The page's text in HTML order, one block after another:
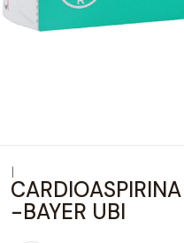
-BAYER UBI